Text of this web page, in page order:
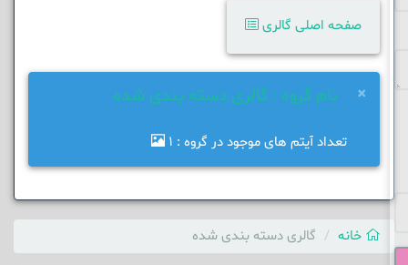
صفحه اصلی گالری
× نام گروه : گالری دسته بندی شده
تعداد آیتم های موجود در گروه : 1
خانه گالری دسته بندی شده